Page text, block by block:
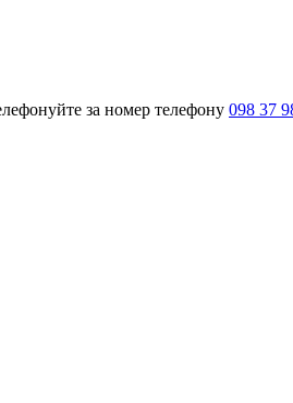
за номер телефону 098 37